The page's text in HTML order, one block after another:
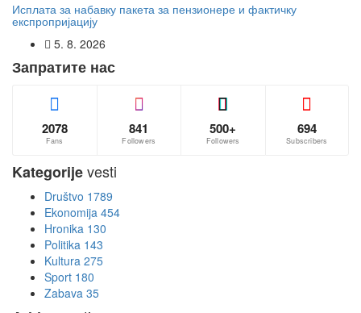
Исплата за набавку пакета за пензионере и фактичку
експропријацију
5. 8. 2026
Запратите нас
2078
Fans
841
Followers
500+
Followers
694
Subscribers
Kategorijevesti
Društvo 1789
Ekonomija 454
Hronika 130
Politika 143
Kultura 275
Sport 180
Zabava 35